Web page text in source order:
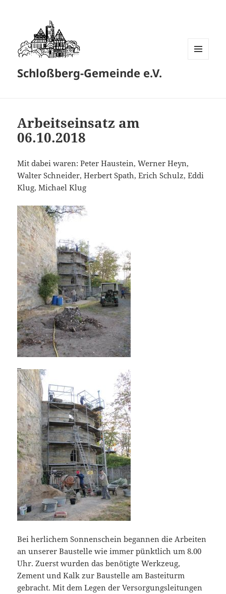
Schloßberg-Gemeinde e.V.
Arbeitseinsatz am
06.10.2018
Mit dabei waren: Peter Haustein, Werner Heyn,
Walter Schneider, Herbert Spath, Erich Schulz, Eddi
Klug, Michael Klug
Bei herlichem Sonnenschein begannen die Arbeiten
an unserer Baustelle wie immer pünktlich um 8.00
Uhr. Zuerst wurden das benötigte Werkzeug,
Zement und Kalk zur Baustelle am Basteiturm
gebracht. Mit dem Legen der Versorgungsleitungen